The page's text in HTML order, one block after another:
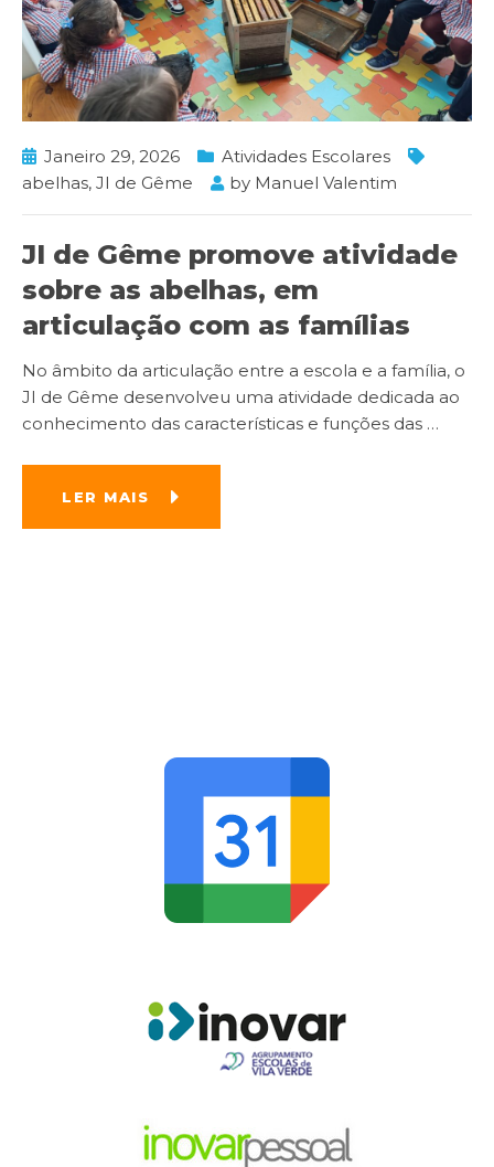
Janeiro 29, 2026
Atividades Escolares
abelhas, JI de Gême by Manuel Valentim
JI de Gême promove atividade
sobre as abelhas, em
articulação com as famílias
No âmbito da articulação entre a escola e a família, o
JI de Gême desenvolveu uma atividade dedicada ao
conhecimento das características e funções das …
LER MAIS